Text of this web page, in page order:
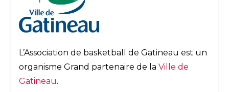
L’Association de basketball de Gatineau est un
organisme Grand partenaire de laVille de
Gatineau.